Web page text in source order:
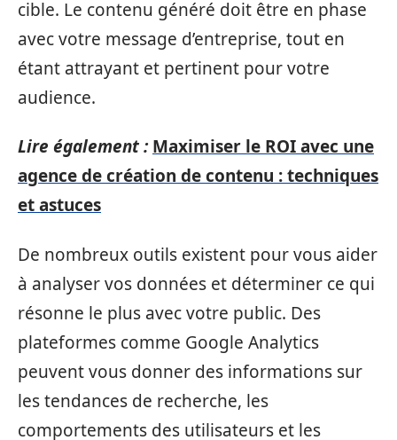
cible. Le contenu généré doit être en phase
avec votre message d’entreprise, tout en
étant attrayant et pertinent pour votre
audience.
Lire également : Maximiser le ROI avec une
agence de création de contenu : techniques
et astuces
De nombreux outils existent pour vous aider
à analyser vos données et déterminer ce qui
résonne le plus avec votre public. Des
plateformes comme Google Analytics
peuvent vous donner des informations sur
les tendances de recherche, les
comportements des utilisateurs et les